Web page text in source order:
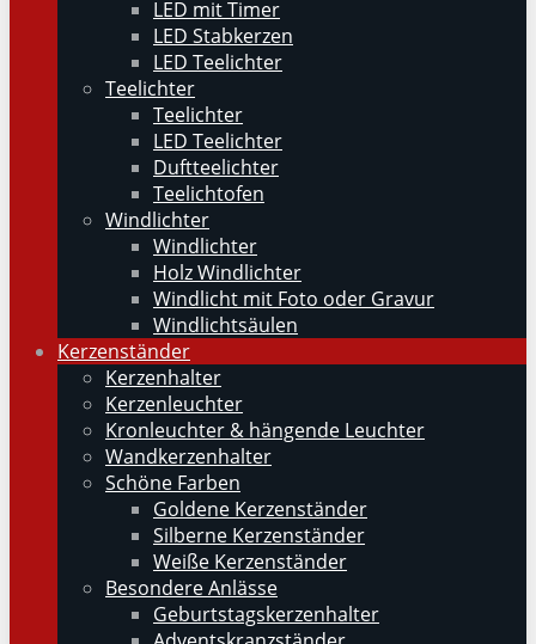
LED mit Timer
LED Stabkerzen
LED Teelichter
Teelichter
Teelichter
LED Teelichter
Duftteelichter
Teelichtofen
Windlichter
Windlichter
Holz Windlichter
Windlicht mit Foto oder Gravur
Windlichtsäulen
Kerzenständer
Kerzenhalter
Kerzenleuchter
Kronleuchter & hängende Leuchter
Wandkerzenhalter
Schöne Farben
Goldene Kerzenständer
Silberne Kerzenständer
Weiße Kerzenständer
Besondere Anlässe
Geburtstagskerzenhalter